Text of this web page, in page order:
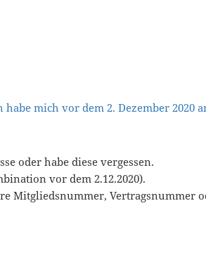
mich vor dem 2. Dezember 2020
oder habe diese vergessen.
vor dem 2.12.2020).
Mitgliedsnummer, Vertragsnummer